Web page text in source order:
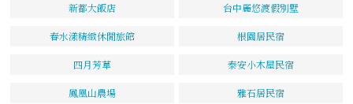
新都大飯店 台中麗悠渡假別墅
春水漾精緻休閒旅館 根園居民宿
四月芳草 泰安小木屋民宿
鳳凰山農場 雅石居民宿